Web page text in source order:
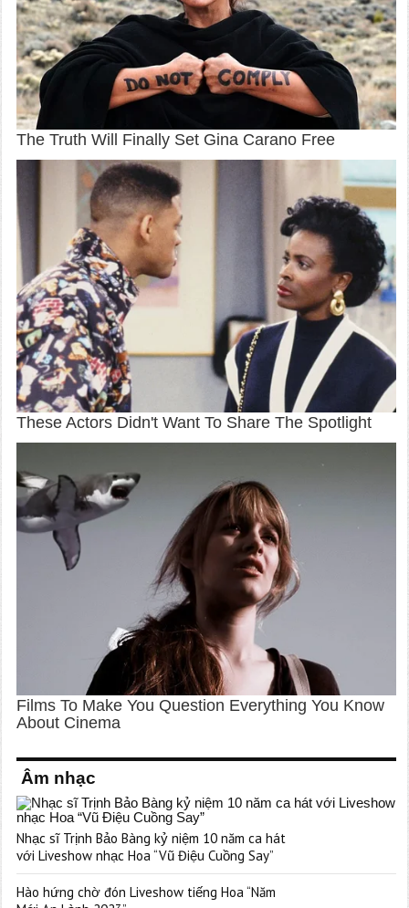
Âm nhạc
Nhạc sĩ Trịnh Bảo Bàng kỷ niệm 10 năm ca hát
với Liveshow nhạc Hoa “Vũ Điệu Cuồng Say”
Hào hứng chờ đón Liveshow tiếng Hoa “Năm